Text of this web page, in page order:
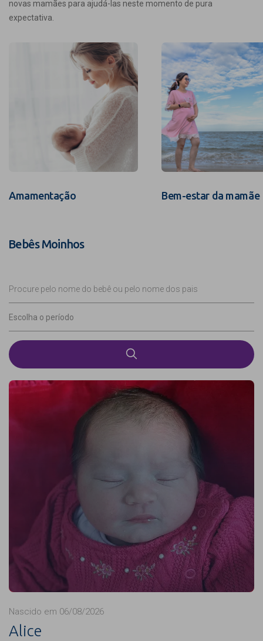
novas mamães para ajudá-las neste momento de pura
expectativa.
Amamentação Bem-estar da mamãe
Bebês Moinhos
Procure pelo nome do bebê ou pelo nome dos pais
Escolha o período
Nascido em 06/08/2026
Alice